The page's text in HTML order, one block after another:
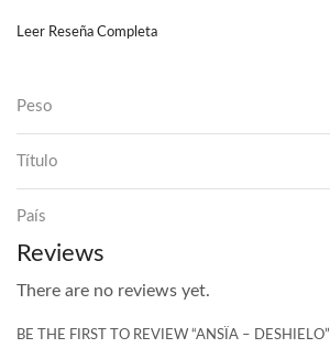
Leer Reseña Completa
Peso
Título
País
Reviews
There are no reviews yet.
BE THE FIRST TO REVIEW “ANSÏA – DESHIELO”